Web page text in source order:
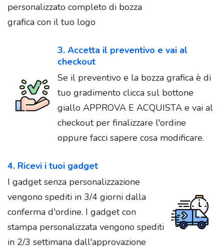
personalizzato completo di bozza
grafica con il tuo logo
3. Accetta il preventivo e vai al
checkout
Se il preventivo e la bozza grafica è di
tuo gradimento clicca sul bottone
giallo APPROVA E ACQUISTA e vai al
checkout per finalizzare l'ordine
oppure facci sapere cosa modificare.
4. Ricevi i tuoi gadget
I gadget senza personalizzazione
vengono spediti in 3/4 giorni dalla
conferma d'ordine. I gadget con
stampa personalizzata vengono spediti
in 2/3 settimana dall'approvazione